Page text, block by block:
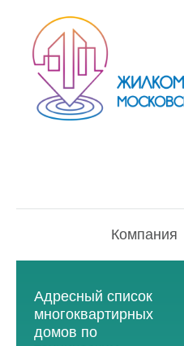
Компания
Адресный список
многоквартирных
домов по